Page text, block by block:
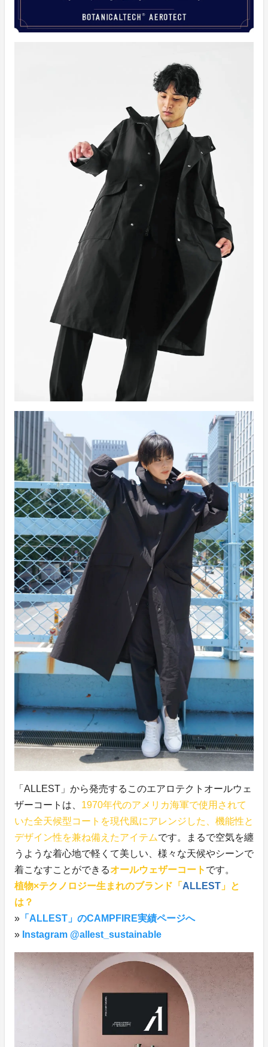
「ALLEST」から発売するこのエアロテクトオールウェ
ザーコートは、 1970年代のアメリカ海軍で使用されて
いた全天候型コートを現代風にアレンジした、機能性と
デザイン性を兼ね備えたアイテムです。まるで空気を纏
うような着心地で軽くて美しい、様々な天候やシーンで
着こなすことができるオールウェザーコート です。
植物×テクノロジー生まれのブランド「 ALLEST 」と
は？
» 「ALLEST」のCAMPFIRE実績ページへ
» Instagram @allest_sustainable